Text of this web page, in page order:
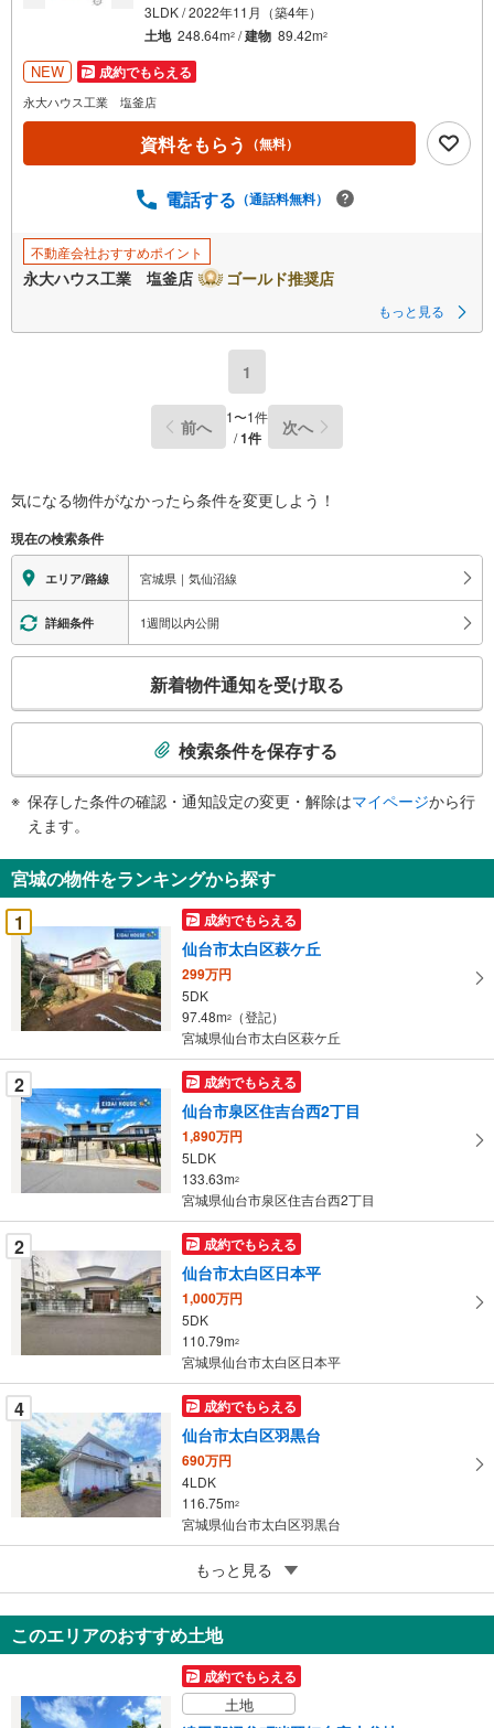
3LDK / 2022年11月（築4年）
土地 248.64m2 /建物 89.42m2
NEW 成約でもらえる
永大ハウス工業 塩釜店
資料をもらう （無料）
電話する （通話料無料）
不動産会社おすすめポイント
永大ハウス工業 塩釜店 ゴールド推奨店
もっと見る
1
前へ 1〜1件
/1件 次へ
気になる物件がなかったら条件を変更しよう！
現在の検索条件
エリア/路線 宮城県｜気仙沼線
詳細条件 1週間以内公開
検
知
を
受
け
取
る
・
条
件
を
マ
イ
ペ
に
保
存
す
る
新着物件通知を受け取る
検索条件を保存する
保存した条件の確認・通知設定の変更・解除はマイページから行
えます。
宮城の物件をランキングから探す
1
成約でもらえる
仙台市太白区萩ケ丘
299万円
5DK
97.48m2
（登記）
宮城県仙台市太白区萩ケ丘
2 成約でもらえる
仙台市泉区住吉台西2丁目
1,890万円
5LDK
133.63m2
宮城県仙台市泉区住吉台西2丁目
2 成約でもらえる
仙台市太白区日本平
1,000万円
5DK
110.79m2
宮城県仙台市太白区日本平
4 成約でもらえる
仙台市太白区羽黒台
690万円
4LDK
116.75m2
宮城県仙台市太白区羽黒台
成約でもらえる
登米市東和町米谷字古舘
1,299万円
6LDK
124.78m2
宮城県登米市東和町米谷字古舘
もっと見る
このエリアのおすすめ土地
成約でもらえる
土地